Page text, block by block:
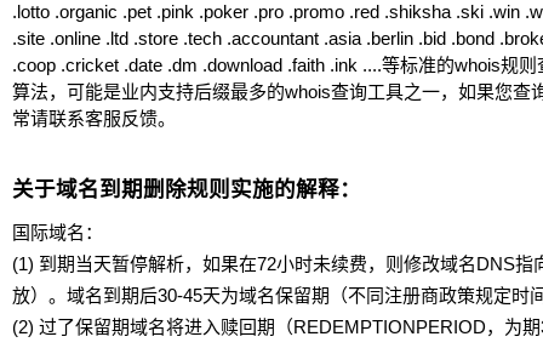
.lotto .organic .pet .pink .poker .pro .promo .red .shiksha .ski .win
.site .online .ltd .store .tech .accountant .asia .berlin .bid .bond
.coop .cricket .date .dm .download .faith .ink ....等标准的whois规
算法，可能是业内支持后缀最多的whois查询工具之一，如果您查
常请联系客服反馈。
关于域名到期删除规则实施的解释：
国际域名：
(1) 到期当天暂停解析，如果在72小时未续费，则修改域名DNS指
放）。域名到期后30-45天为域名保留期（不同注册商政策规定时
(2) 过了保留期域名将进入赎回期（REDEMPTIONPERIOD，为